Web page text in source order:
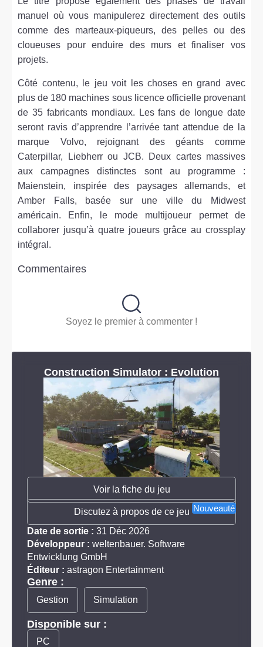
manuel où vous manipulerez directement des outils
comme des marteaux-piqueurs, des pelles ou des
cloueuses pour enduire des murs et finaliser vos
projets.
Côté contenu, le jeu voit les choses en grand avec
plus de 180 machines sous licence officielle provenant
de 35 fabricants mondiaux. Les fans de longue date
seront ravis d’apprendre l’arrivée tant attendue de la
marque Volvo, rejoignant des géants comme
Caterpillar, Liebherr ou JCB. Deux cartes massives
aux campagnes distinctes sont au programme :
Maienstein, inspirée des paysages allemands, et
Amber Falls, basée sur une ville du Midwest
américain. Enfin, le mode multijoueur permet de
collaborer jusqu’à quatre joueurs grâce au crossplay
intégral.
Commentaires
Soyez le premier à commenter !
Construction Simulator : Evolution
Voir la fiche du jeu
Nouveauté
Discutez à propos de ce jeu
Date de sortie : 31 Déc 2026
Développeur : weltenbauer. Software
Entwicklung GmbH
Éditeur : astragon Entertainment
Genre :
Gestion Simulation
Disponible sur :
PC